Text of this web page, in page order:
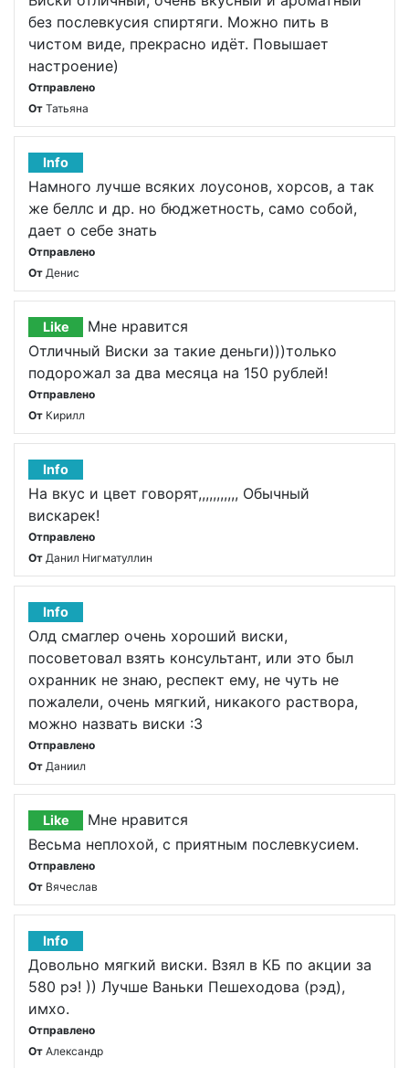
без послевкусия спиртяги. Можно пить в
чистом виде, прекрасно идёт. Повышает
настроение)
Отправлено
От Татьяна
Info
Намного лучше всяких лоусонов, хорсов, а так
же беллс и др. но бюджетность, само собой,
дает о себе знать
Отправлено
От Денис
Like
Мне нравится
Отличный Виски за такие деньги)))только
подорожал за два месяца на 150 рублей!
Отправлено
От Кирилл
Info
На вкус и цвет говорят,,,,,,,,,,, Обычный
вискарек!
Отправлено
От Данил Нигматуллин
Info
Олд смаглер очень хороший виски,
посоветовал взять консультант, или это был
охранник не знаю, респект ему, не чуть не
пожалели, очень мягкий, никакого раствора,
можно назвать виски :3
Отправлено
От Даниил
Like
Мне нравится
Весьма неплохой, с приятным послевкусием.
Отправлено
От Вячеслав
Info
Довольно мягкий виски. Взял в КБ по акции за
580 рэ! )) Лучше Ваньки Пешеходова (рэд),
имхо.
Отправлено
От Александр